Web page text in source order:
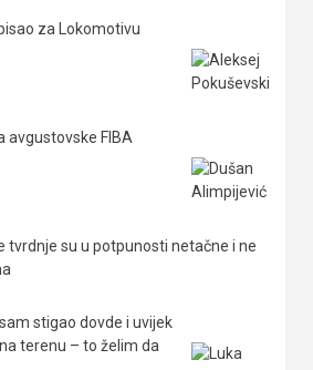
za Lokomotivu
avgustovske FIBA
tvrdnje su u potpunosti netačne i ne
stigao dovde i uvijek
terenu – to želim da